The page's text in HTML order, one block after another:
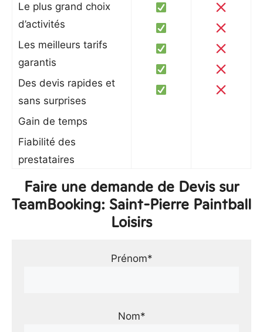
Le plus grand choix
d’activités
Les meilleurs tarifs
garantis
Des devis rapides et
sans surprises
Gain de temps
Fiabilité des
prestataires
Faire une demande de Devis sur
TeamBooking: Saint-Pierre Paintball
Loisirs
Prénom*
Nom*